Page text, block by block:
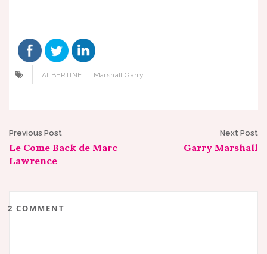
ALBERTINE Marshall Garry
Post
navigation
Previous Post
Le Come Back de Marc
Lawrence
Next Post
Garry Marshall
2 COMMENT